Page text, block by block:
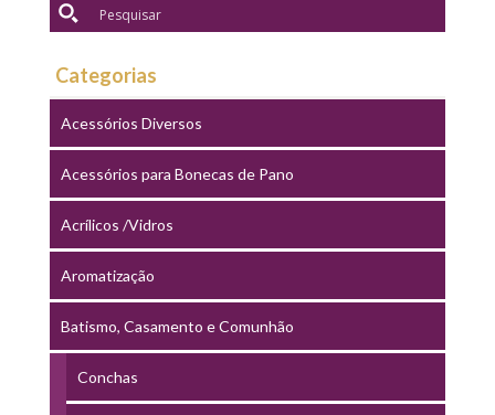
Categorias
Acessórios Diversos
Acessórios para Bonecas de Pano
Acrílicos /Vidros
Aromatização
Batismo, Casamento e Comunhão
Conchas